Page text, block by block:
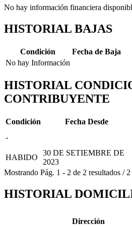
No hay información financiera
HISTORIAL BAJAS
Condición
Fecha de Baja
No hay Información
HISTORIAL
CONTRIBUYENTE
Condición Fecha Desde
-
HABIDO
30 DE SETIEMBRE DE
2023
Mostrando Pág. 1 - 2 de 2 resultados / 2
HISTORIAL
Dirección